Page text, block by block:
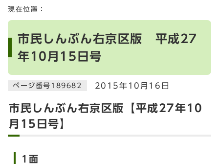
ここから本文です
現在位置：
市民しんぶん右京区版 平成27
年10月15日号
ページ番号189682 2015年10月16日
市民しんぶん右京区版【平成27年10
月15日号】
1面